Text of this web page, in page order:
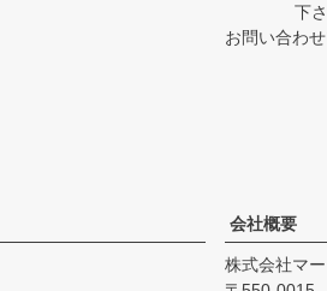
下さ
お問い合わ
会社概要
株式会社マー